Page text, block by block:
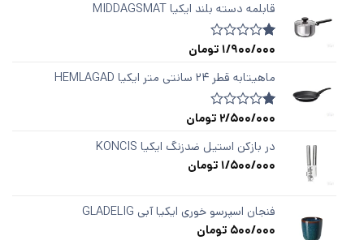
قابلمه دسته‌ بلند ایکیا MIDDAGSMAT
امتیازدهی
از
در
1
امتیازدهی
1/900/000 تومان
ماهیتابه قطر ۲۴ سانتی متر ایکیا HEMLAGAD
امتیازدهی
از
در
1
2/500/000 تومان
در بازکن استیل ضدزنگ ایکیا KONCIS
1/500/000 تومان
فنجان اسپرسو خوری ایکیا آبی GLADELIG
500/000 تومان